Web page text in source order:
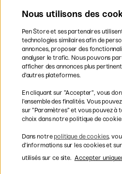
UE
Les modes de
Nous utilisons des
Pen Store et ses partenaires
technologies similaires afin de
annonces, proposer des
analyser le trafic. Nous pouvons
afficher des annonces plus
d’autres plateformes.
En cliquant sur ”Accepter”, vous
l’ensemble des finalités. Vous
sur ”Paramètres” et vous pouvez
choix dans notre politique de
Dans notre politique de cookies,
d’informations sur les cookies et
utilisés sur ce site. Accepter